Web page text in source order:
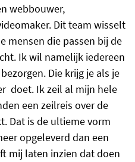
webbouwer,
Dit team wisselt
mensen die passen bij de
Ik wil namelijk iedereen
Die krijg je als je
doet. Ik zeil al mijn hele
een zeilreis over de
Dat is de ultieme vorm
opgeleverd dan een
mij laten inzien dat doen